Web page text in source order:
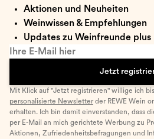
Aktionen und Neuheiten
Weinwissen & Empfehlungen
Updates zu Weinfreunde plus
Ihre E-Mail hier
Jetzt
Mit Klick auf "Jetzt registrieren" willige ich
personalisierte Newsletter der REWE Wein
erhalten. Ich bin damit einverstanden, dass
per E-Mail an mich gerichtete Werbung zu
Aktionen, Zufriedenheitsbefragungen und